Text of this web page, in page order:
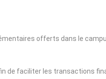
offerts dans le
de faciliter les transactions